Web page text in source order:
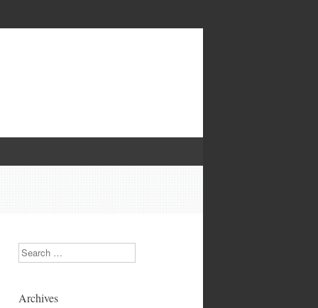
Search
Archives